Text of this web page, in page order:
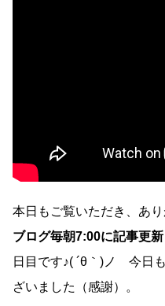
本日もご覧いただき、あ
ブログ毎朝7:00に記事更
日目です♪( ´θ｀)ノ 今日
ざいました（感謝）。